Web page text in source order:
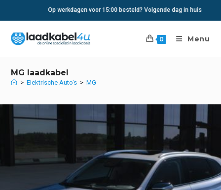
Op werkdagen voor 15:00 besteld? Volgende dag in huis
0 Menu
MG laadkabel
> Elektrische Auto's > MG